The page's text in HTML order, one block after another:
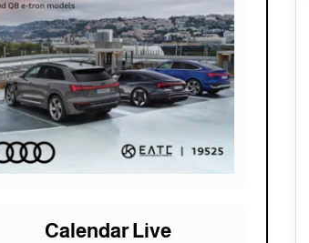
Calendar Live